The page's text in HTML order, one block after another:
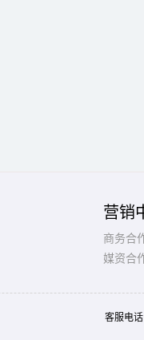
营销
商务合
媒资合
客服电